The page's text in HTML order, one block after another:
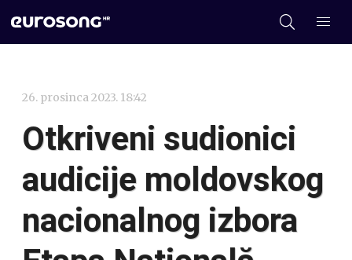
26. prosinca 2023. 18:42
Otkriveni sudionici
audicije moldovskog
nacionalnog izbora